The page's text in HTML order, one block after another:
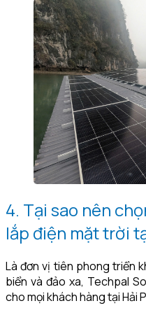
4. Tại sao nên
lắp điện mặt trời
Là đơn vị tiên phong triển
biển và đảo xa, Techpal
cho mọi khách hàng tại Hải